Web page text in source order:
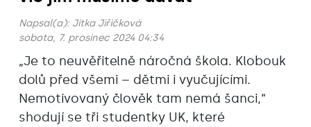
Napsal(a): Jitka Jiřičková
sobota, 7. prosinec 2024 04:34
„Je to neuvěřitelně náročná škola. Klobouk
dolů před všemi – dětmi i vyučujícími.
Nemotivovaný člověk tam nemá šanci,“
shodují se tři studentky UK, které